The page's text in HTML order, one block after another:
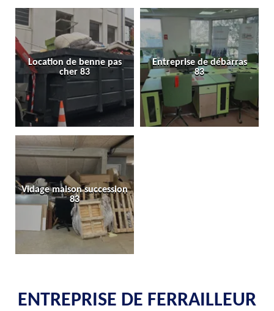
Location de benne pas
cher 83
Entreprise de débarras
83
Vidage maison succession
83
ENTREPRISE DE FERRAILLEUR